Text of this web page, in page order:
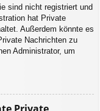
sind nicht registriert und
hat Private
Außerdem könnte es
Nachrichten zu
Administrator, um